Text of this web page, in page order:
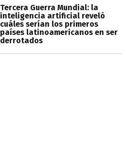
Tercera Guerra Mundial: la
inteligencia artificial reveló
cuáles serían los primeros
países latinoamericanos en ser
derrotados